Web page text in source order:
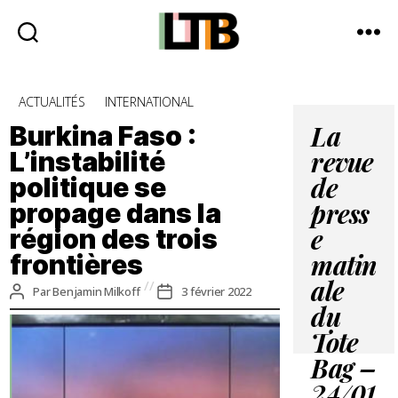
Catégories
ACTUALITÉS INTERNATIONAL
Burkina Faso :
L’instabilité
politique se
propage dans la
région des trois
frontières
Auteur
de
l’article
ParBenjamin Milkoff
Date
de
l’article
3 février 2022
La
revue
de
press
e
matin
ale
du
Tote
Bag –